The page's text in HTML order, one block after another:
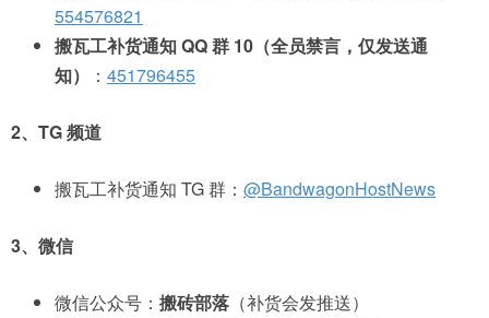
554576821
搬瓦工补货通知 QQ 群 10（全员禁言，仅发送通
知）
： 451796455
2、TG 频道
搬瓦工补货通知 TG 群： @BandwagonHostNews
3、微信
微信公众号： 搬砖部落 （补货会发推送）